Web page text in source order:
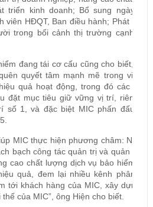
triển kinh doanh; Bổ sung ngày
viên HĐQT, Ban điều hành; Phát huy
trong bối cảnh thị trường cạnh
đang tái cơ cấu cũng cho biết, dù
quyết tâm mạnh mẽ trong việc
quả hoạt động, trong đó các
đặt mục tiêu giữ vững vị trí, riêng
số 1, và đặc biệt MIC phấn đấu
MIC thực hiện phương châm:
bạch công tác quản trị và quản lý,
cao chất lượng dịch vụ bảo hiểm,
quả, đem lại nhiều kênh phân
tới khách hàng của MIC, xây dựng
của MIC”, ông Hiện cho biết.